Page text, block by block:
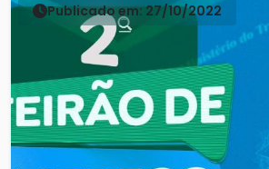
Publicado em: 27/10/2022